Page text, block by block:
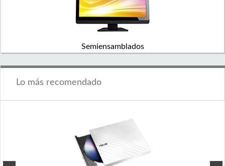
Semiensamblados
Lo más recomendado